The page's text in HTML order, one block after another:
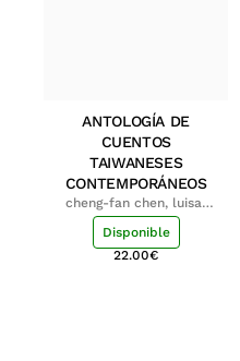
ANTOLOGÍA DE
CUENTOS
TAIWANESES
CONTEMPORÁNEOS
cheng-fan chen, luisa;
shu-ying chang, luisa
Disponible
22.00€